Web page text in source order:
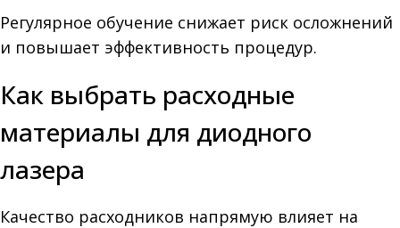
Регулярное обучение снижает риск осложнений
и повышает эффективность процедур.
Как выбрать расходные
материалы для диодного
лазера
Качество расходников напрямую влияет на